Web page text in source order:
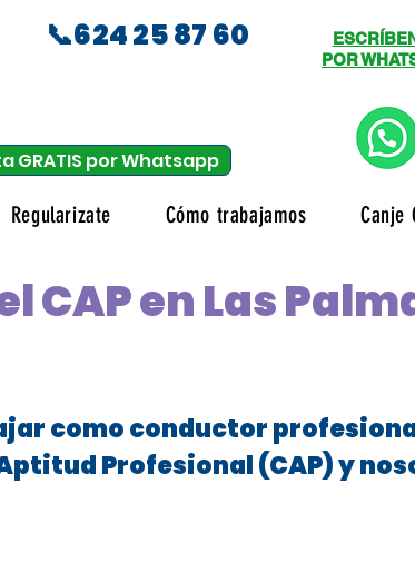
📞624 25 87 60
GRATIS por Whatsapp
POR
Regularizate Cómo trabajamos Canje
CAP en Las
como conductor
Profesional (CAP) y